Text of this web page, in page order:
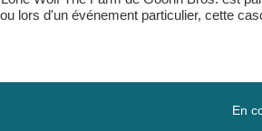
lors d'un événement particulier, cette
En